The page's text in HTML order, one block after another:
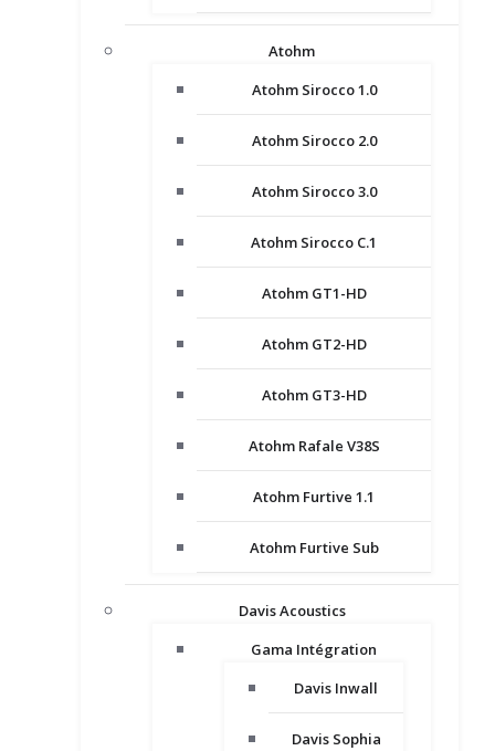
Atohm
Atohm Sirocco 1.0
Atohm Sirocco 2.0
Atohm Sirocco 3.0
Atohm Sirocco C.1
Atohm GT1-HD
Atohm GT2-HD
Atohm GT3-HD
Atohm Rafale V38S
Atohm Furtive 1.1
Atohm Furtive Sub
Davis Acoustics
Gama Intégration
Davis Inwall
Davis Sophia